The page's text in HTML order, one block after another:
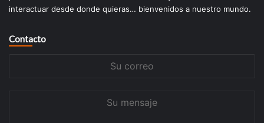
interactuar desde donde quieras… bienvenidos a nuestro mundo.
Contacto